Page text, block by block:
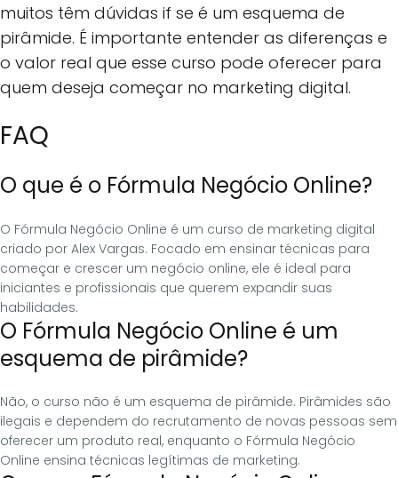
muitos têm dúvidas if se é um esquema de
pirâmide. É importante entender as diferenças e
o valor real que esse curso pode oferecer para
quem deseja começar no marketing digital.
FAQ
O que é o Fórmula Negócio Online?
O Fórmula Negócio Online é um curso de marketing digital
criado por Alex Vargas. Focado em ensinar técnicas para
começar e crescer um negócio online, ele é ideal para
iniciantes e profissionais que querem expandir suas
habilidades.
O Fórmula Negócio Online é um
esquema de pirâmide?
Não, o curso não é um esquema de pirâmide. Pirâmides são
ilegais e dependem do recrutamento de novas pessoas sem
oferecer um produto real, enquanto o Fórmula Negócio
Online ensina técnicas legítimas de marketing.